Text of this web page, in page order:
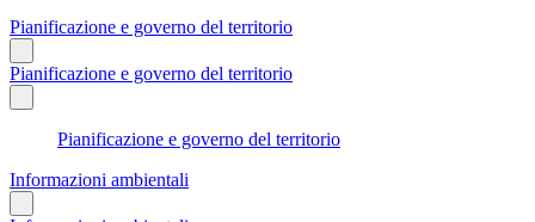
Pianificazione e governo del territorio
Pianificazione e governo del territorio
Pianificazione e governo del territorio
Informazioni ambientali